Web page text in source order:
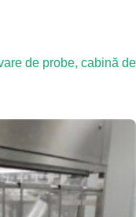
de probe, cabină de